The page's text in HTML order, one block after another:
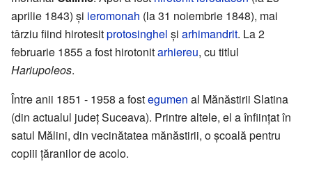
aprilie 1843) și ieromonah (la 31 noiembrie 1848), mai
târziu fiind hirotesitprotosinghel și arhimandrit. La 2
februarie 1855 a fost hirotonitarhiereu, cu titlul
Hariupoleos.
Între anii 1851 - 1958 a fostegumen al Mănăstirii Slatina
(din actualul județ Suceava). Printre altele, el a înființat în
satul Mălini, din vecinătatea mănăstirii, o școală pentru
copiii țăranilor de acolo.